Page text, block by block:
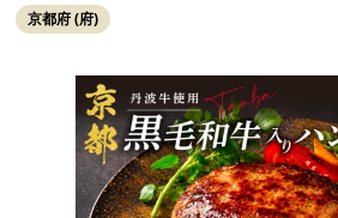
合挽き 冷凍 ふるさと納
肉 豚肉 和牛 ビーフ ポ
んばーぐ 挽肉 hannba-
チ 肉 お弁当 たんば 京
以下 10000 10000円
京都府 (府)